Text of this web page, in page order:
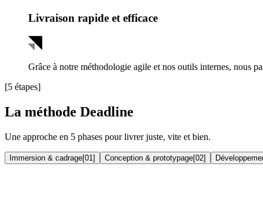
Livraison rapide et efficace
Grâce à notre méthodologie agile et nos outils internes, nous
[5 étapes]
La méthode Deadline
Une approche en 5 phases pour livrer juste, vite et bien.
Immersion & cadrage[01] Conception & prototypage[02]